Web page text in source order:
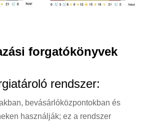
forgatókönyvek
rendszer:
bevásárlóközpontokban és
használják; ez a rendszer